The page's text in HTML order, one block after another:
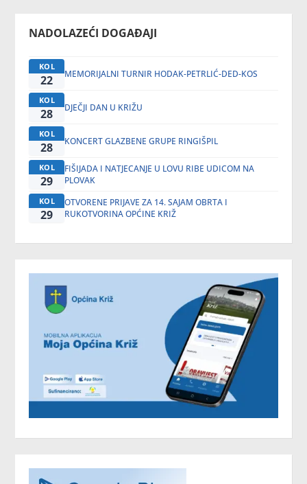
NADOLAZEĆI DOGAĐAJI
KOL
22 MEMORIJALNI TURNIR HODAK-PETRLIĆ-DED-KOS
KOL
28 DJEČJI DAN U KRIŽU
KOL
28 KONCERT GLAZBENE GRUPE RINGIŠPIL
KOL
29
FIŠIJADA I NATJECANJE U LOVU RIBE UDICOM NA
PLOVAK
KOL
29
OTVORENE PRIJAVE ZA 14. SAJAM OBRTA I
RUKOTVORINA OPĆINE KRIŽ